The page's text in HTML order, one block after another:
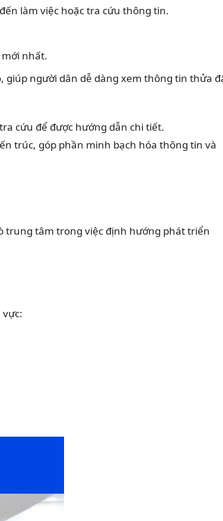
làm việc hoặc tra cứu thông tin.
nhất.
người dân dễ dàng xem thông tin thửa
cứu để được hướng dẫn chi tiết.
trúc, góp phần minh bạch hóa thông tin và
trung tâm trong việc định hướng phát triển